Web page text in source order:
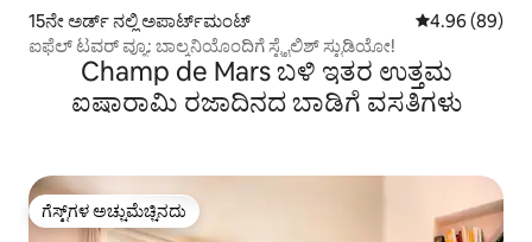
15ನೇ ಅರ್ಡ್ ನಲ್ಲಿ ಅಪಾರ್ಟ್‌ಮಂಟ್ 5 ರಲ್ಲಿ 4.96
4.96 (89)
ಐಫೆಲ್ ಟವರ್ ವ್ಯೂ: ಬಾಲ್ಕನಿಯೊಂದಿಗೆ ಸ್ಟೈಲಿಶ್ ಸ್ಟುಡಿಯೋ!
Champ de Mars ಬಳಿ ಇತರ ಉತ್ತಮ
ಐಷಾರಾಮಿ ರಜಾದಿನದ ಬಾಡಿಗೆ ವಸತಿಗಳು
ಗೆಸ್ಟ್‌ಗಳ ಅಚ್ಚುಮೆಚ್ಚಿನದು
ಗೆಸ್ಟ್‌ಗಳ ಅಚ್ಚುಮೆಚ್ಚಿನದು